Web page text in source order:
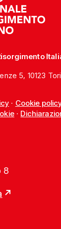
5, 10123
· Cookie
·
8